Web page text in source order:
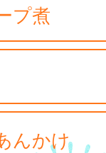
プ煮
んかけ